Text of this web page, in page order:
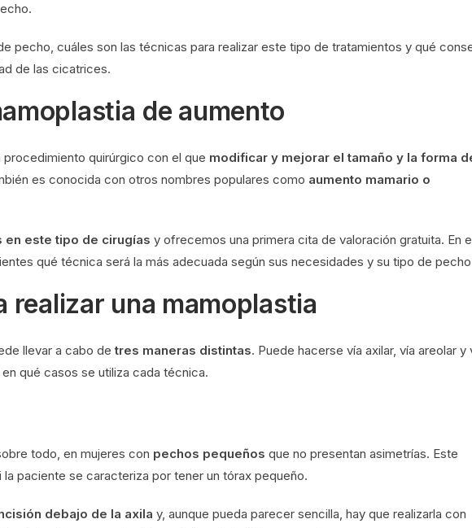
pecho, cuáles son las técnicas para realizar este tipo de tratamientos y qué
de las cicatrices.
de aumento
procedimiento quirúrgico con el que modificar y mejorar el tamaño y la forma
es conocida con otros nombres populares como aumento mamario o
en este tipo de cirugías y ofrecemos una primera cita de valoración gratuita. En
qué técnica será la más adecuada según sus necesidades y su tipo de
realizar una mamoplastia
llevar a cabo detres maneras distintas. Puede hacerse vía axilar, vía areolar y
qué casos se utiliza cada técnica.
todo, en mujeres con pechos pequeños que no presentan asimetrías. Este
paciente se caracteriza por tener un tórax pequeño.
debajo de la axila y, aunque pueda parecer sencilla, hay que realizarla con